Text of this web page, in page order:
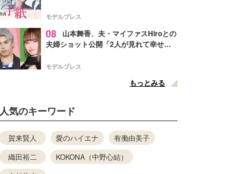
モデルプレス
08
山本舞香、夫・マイファスHiroとの
夫婦ショット公開「2人が見れて幸せ」
モデルプレス
もっとみる
人気のキーワード
賀来賢人 愛のハイエナ
有働由美子
織田裕二
KOKONA（中野心結）